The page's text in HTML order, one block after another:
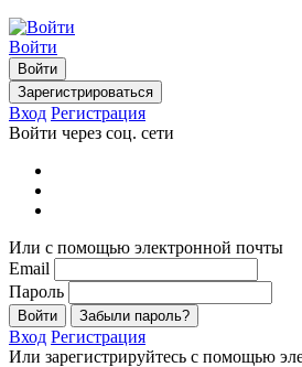
Войти
Войти
Зарегистрироваться
Вход Регистрация
Войти через соц. сети
Или с помощью электронной почты
Email
Пароль
Войти Забыли пароль?
Вход Регистрация
Или зарегистрируйтесь с помощью